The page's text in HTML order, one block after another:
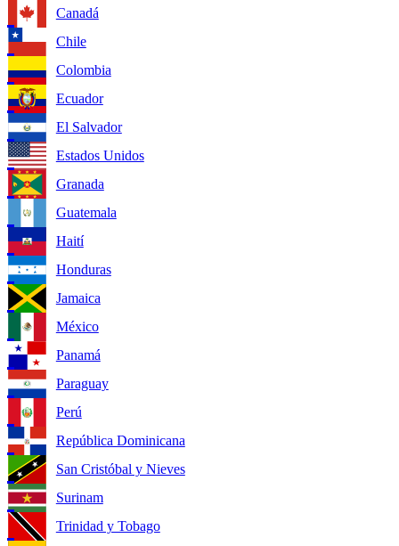
Canadá
Chile
Colombia
Ecuador
El Salvador
Estados Unidos
Granada
Guatemala
Haití
Honduras
Jamaica
México
Panamá
Paraguay
Perú
República Dominicana
San Cristóbal y Nieves
Surinam
Trinidad y Tobago